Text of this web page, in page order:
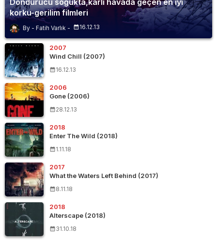
Dondurucu soğukta,karlı havada geçen en iyi
korku-gerilim filmleri
Fatih Varlık 16.12.13
2007
Wind Chill (2007)
16.12.13
2006
Gone (2006)
28.12.13
2018
Enter The Wild (2018)
1.11.18
2017
What the Waters Left Behind (2017)
8.11.18
2018
Alterscape (2018)
31.10.18